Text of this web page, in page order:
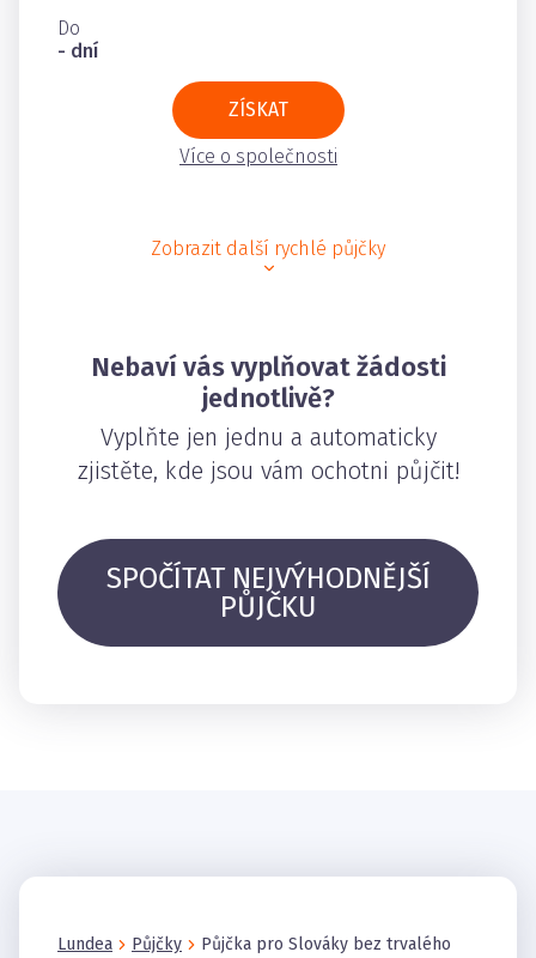
Do
- dní
ZÍSKAT
Více o společnosti
Zobrazit další rychlé půjčky
Nebaví vás vyplňovat žádosti
jednotlivě?
Vyplňte jen jednu a automaticky
zjistěte, kde jsou vám ochotni půjčit!
SPOČÍTAT NEJVÝHODNĚJŠÍ
PŮJČKU
Lundea Půjčky
Půjčka pro Slováky bez trvalého